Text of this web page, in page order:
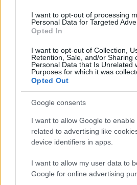
I want to opt-out of processing
Personal Data for Targeted
Opted In
I want to opt-out of Collection,
Retention, Sale, and/or Sharing
Personal Data that Is Unrelated
Purposes for which it was
Opted Out
Google consents
I want to allow Google to enable
related to advertising like
device identifiers in apps.
I want to allow my user data to
Google for online advertising
daGoogle
Condividi l'articolo
F
a
ce
b
o
o
k
T
w
it
te
r
Pi
n
te
re
st
W
h
s
A
p
p
S
h
re
Prossimo
NOTIZIE RECENTI